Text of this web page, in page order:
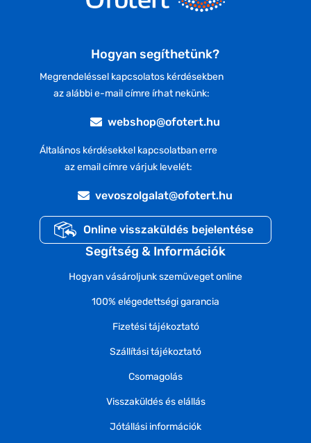
Hogyan segíthetünk?
Megrendeléssel kapcsolatos kérdésekben
az alábbi e-mail címre írhat nekünk:
webshop@ofotert.hu
Általános kérdésekkel kapcsolatban erre
az email címre várjuk levelét:
vevoszolgalat@ofotert.hu
Online visszaküldés bejelentése
Segítség & Információk
Hogyan vásároljunk szemüveget online
100% elégedettségi garancia
Fizetési tájékoztató
Szállítási tájékoztató
Csomagolás
Visszaküldés és elállás
Jótállási információk